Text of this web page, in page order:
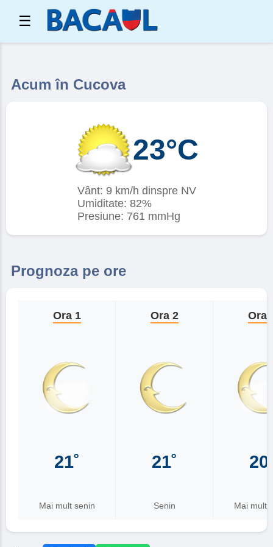
☰
Acum în Cucova
23°C
Vânt: 9 km/h dinspre NV
Umiditate: 82%
Presiune: 761 mmHg
Prognoza pe ore
Ora 1
21˚
Mai mult senin
Ora 2
21˚
Senin
Ora
Mai mult